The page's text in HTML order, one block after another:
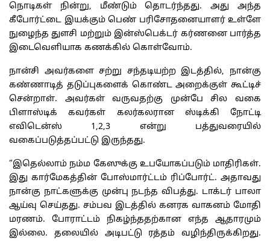
நொடிகள் நின்று, மீண்டும் தொடர்ந்தது. அது அந்த
கீபோர்ட்டை இயக்கும் பெண் பரிசோதனையாளர் உள்ளே
நுழைந்த துளசி மற்றும் இன்ஸ்பெக்டர் கர்ணனை பார்த்த
இடைவெளியாக கணக்கில் கொள்வோம்.
நான்சி அவர்களை சற்று சந்தடியற்ற இடத்தில், நான்கு
கண்ணாடித் தடுப்புகளைக் கொண்ட அறைக்குள் கூட்டிச்
சென்றாள். அவர்கள் வருவதற்கு முன்பே சில வகை
பிளாஸ்டிக் கவர்கள் கலர்கலரான ஸ்டிக்கி நோட்டி
எவிடென்ஸ் 1,2,3 என்று பத்துவரையில்
வகைப்படுத்தப்பட்டு இருந்தது.
“இதெல்லாம் நம்ம கேஸுக்கு உபயோகப்படும் மாதிரிகள்.
இது கார்மேகத்தின் போஸ்மார்ட்டம் ரிப்போர்ட். அதாவது
நான்கு நாட்களுக்கு முன்பு நடந்த விபத்து. டாக்டர் பாலா
ஆய்வு செய்தது. சம்பவ இடத்தில் கனரக வாகனம் மோதி
மரணம். போராட்டம் நிகழ்ந்ததற்கான எந்த ஆதாரமும்
இல்லை. தலையில் அடிபட்டு ரத்தம் வழிந்திருக்கிறது.